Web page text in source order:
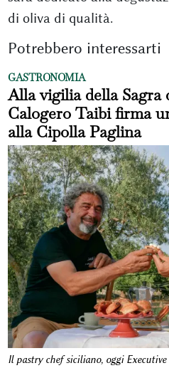
di oliva di qualità.
Potrebbero interessarti
GASTRONOMIA
Alla vigilia della Sagra
Calogero Taibi firma
alla Cipolla Paglina
Il pastry chef siciliano, oggi